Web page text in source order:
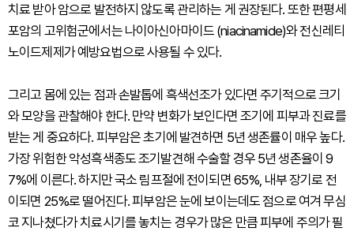
치료 받아 암으로 발전하지 않도록 관리하는 게 권장된다. 또한 편평세
포암의 고위험군에서는 나이아신아마이드 (niacinamide)와 전신레티
노이드제제가 예방요법으로 사용될 수 있다.
그리고 몸에 있는 점과 손발톱에 흑색선조가 있다면 주기적으로 크기
와 모양을 관찰해야 한다. 만약 변화가 보인다면 조기에 피부과 진료를
받는 게 중요하다. 피부암은 초기에 발견하면 5년 생존률이 매우 높다.
가장 위험한 악성흑색종도 조기발견해 수술할 경우 5년 생존율이 9
7%에 이른다. 하지만 국소 림프절에 전이되면 65%, 내부 장기로 전
이되면 25%로 떨어진다. 피부암은 눈에 보이는데도 점으로 여겨 무심
코 지나쳤다가 치료시기를 놓치는 경우가 많은 만큼 피부에 주의가 필